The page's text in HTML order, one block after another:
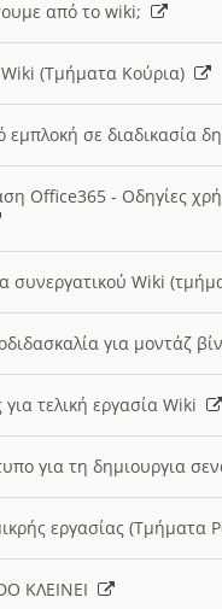
από το wiki;
(Τμήματα Κούρια)
εμπλοκή σε διαδικασία
Office365 - Οδηγίες
συνεργατικού Wiki
για μοντάζ
για τελική εργασία Wiki
για τη δημιουργια
εργασίας (Τμήματα
ΚΛΕΙΝΕΙ